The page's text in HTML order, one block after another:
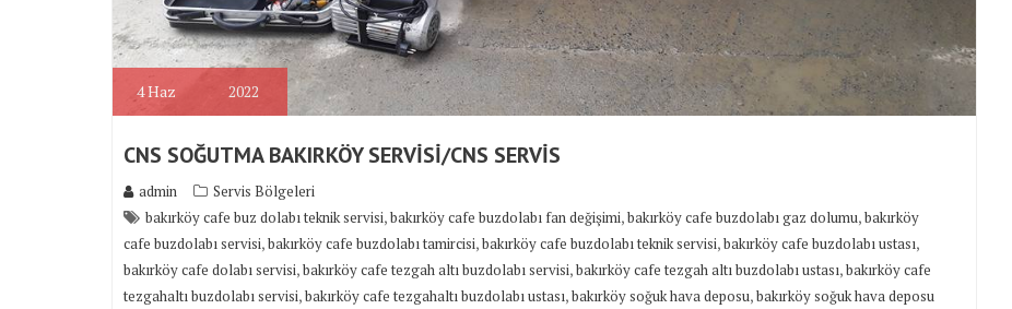
4Haz 2022
CNS SOĞUTMA BAKIRKÖY SERVİSİ/CNS SERVİS
admin
Servis Bölgeleri
bakırköy cafe buz dolabı teknik servisi,bakırköy cafe buzdolabı fan değişimi,bakırköy cafe buzdolabı gaz dolumu,bakırköy
cafe buzdolabı servisi,bakırköy cafe buzdolabı tamircisi,bakırköy cafe buzdolabı teknik servisi,bakırköy cafe buzdolabı ustası,
bakırköy cafe dolabı servisi,bakırköy cafe tezgah altı buzdolabı servisi,bakırköy cafe tezgah altı buzdolabı ustası,bakırköy cafe
tezgahaltı buzdolabı servisi,bakırköy cafe tezgahaltı buzdolabı ustası,bakırköy soğuk hava deposu,bakırköy soğuk hava deposu